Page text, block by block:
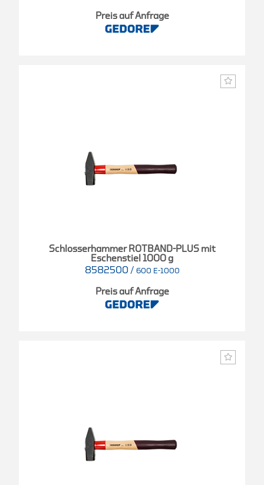
Preis auf Anfrage
Schlosserhammer ROTBAND-PLUS mit
Eschenstiel 1000 g
8582500 / 600 E-1000
Preis auf Anfrage